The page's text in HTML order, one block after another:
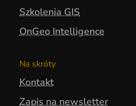
Szkolenia GIS
OnGeo Intelligence
Na skróty
Kontakt
Zapis na newsletter